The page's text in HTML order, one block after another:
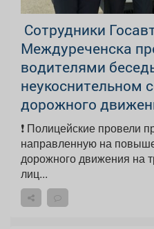
Сотрудники
Междуреченска
водителями
неукоснительном
дорожного
❗️ Полицейские провели
направленную на
дорожного движения на
лиц...